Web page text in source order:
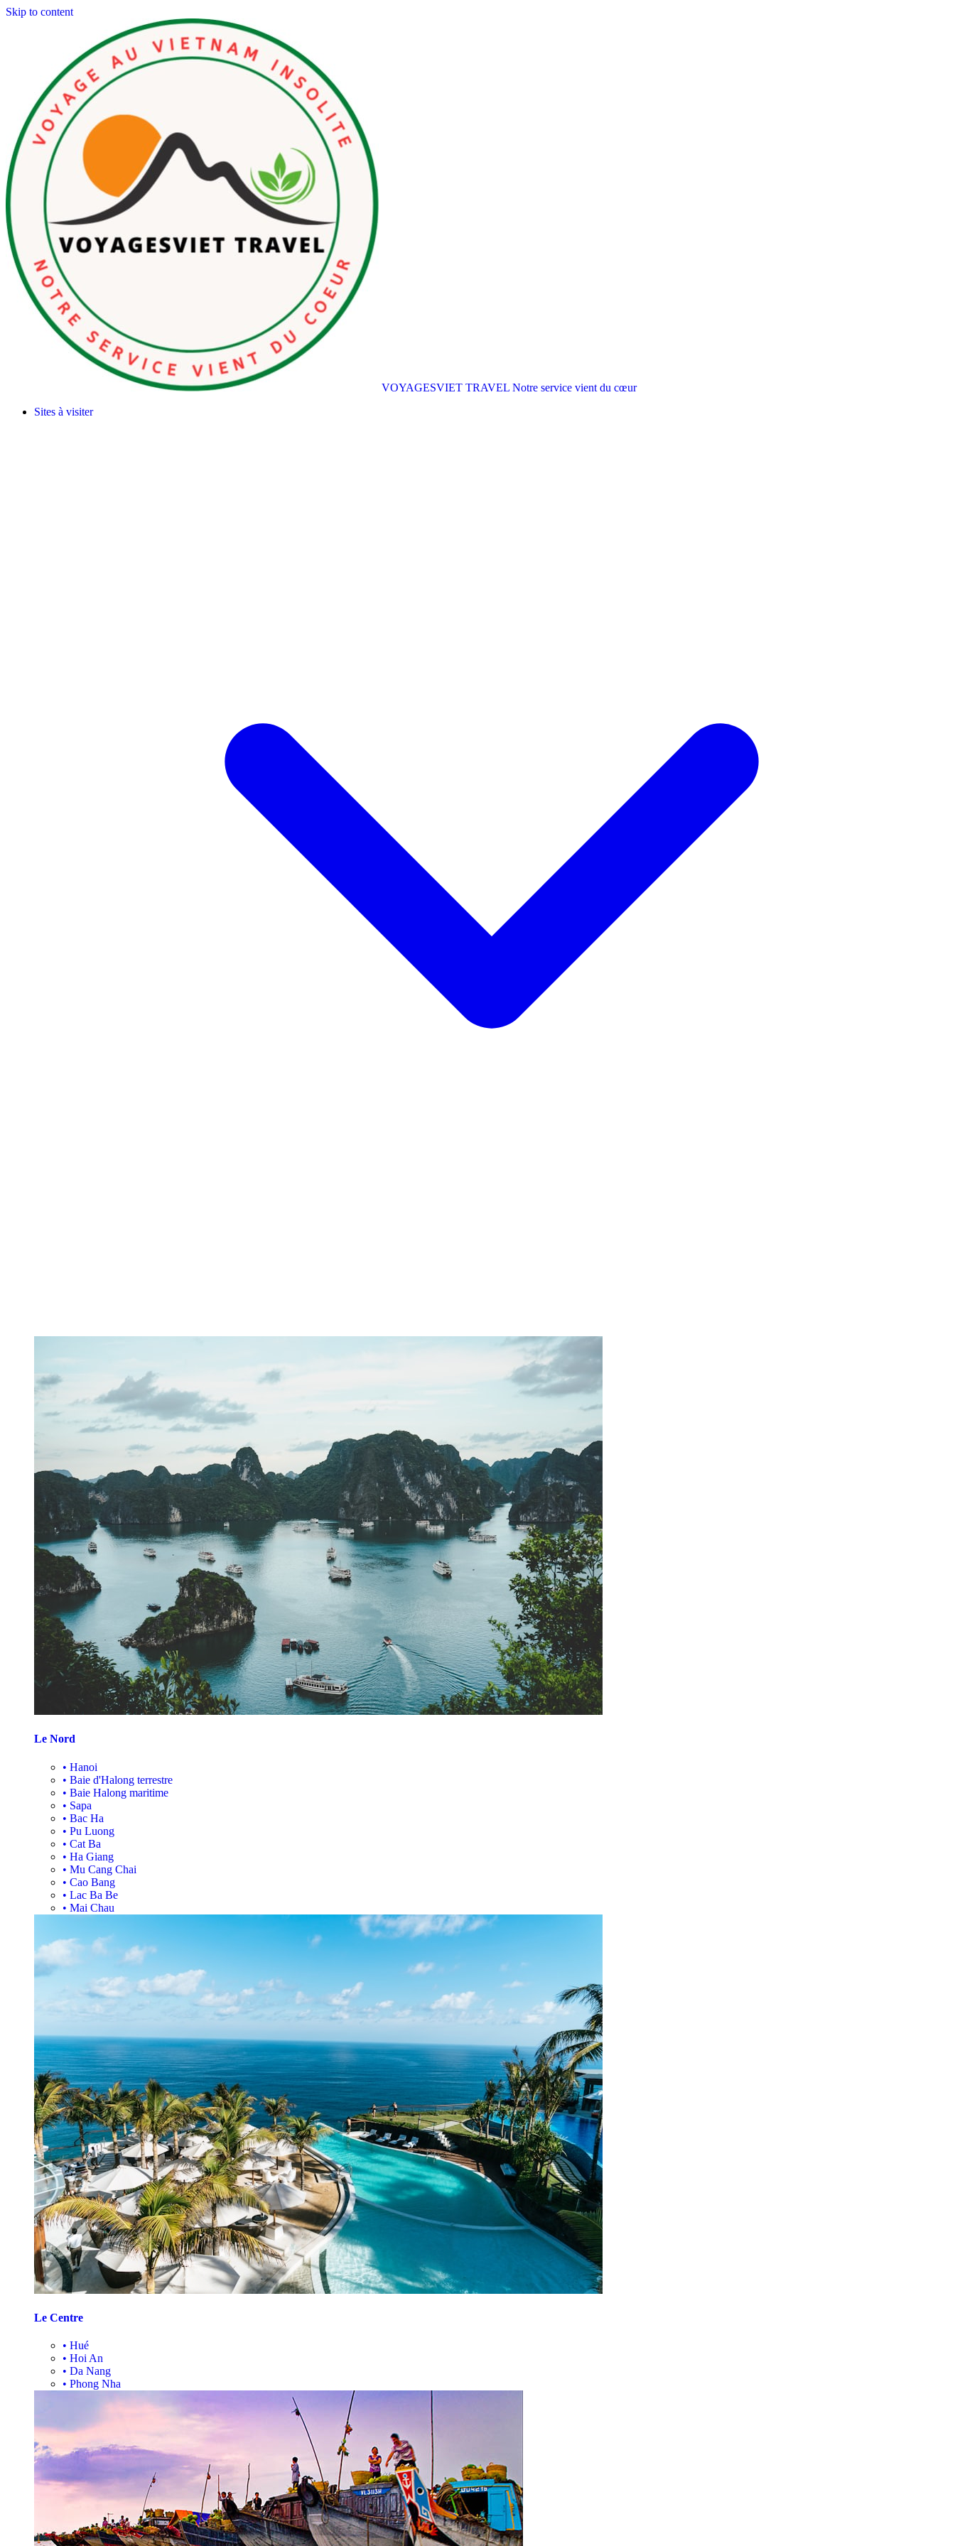
Skip to content
VOYAGESVIET TRAVEL Notre service vient du cœur
Sites à visiter
Le Nord
• Hanoi
• Baie d'Halong terrestre
• Baie Halong maritime
• Sapa
• Bac Ha
• Pu Luong
• Cat Ba
• Ha Giang
• Mu Cang Chai
• Cao Bang
• Lac Ba Be
• Mai Chau
Le Centre
• Hué
• Hoi An
• Da Nang
• Phong Nha